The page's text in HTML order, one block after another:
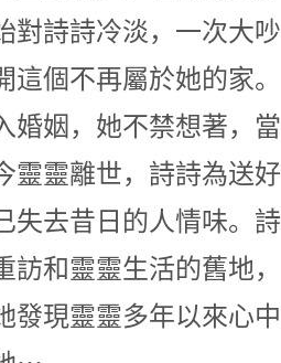
對詩詩冷淡，一次大吵
個不再屬於她的家。
婚姻，她不禁想著，當
靈離世，詩詩為送好
失去昔日的人情味。詩
和靈靈生活的舊地，
發現靈靈多年以來心中